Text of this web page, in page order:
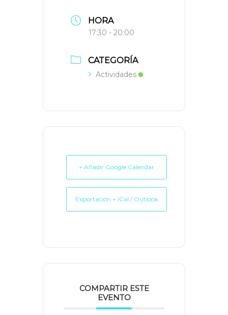
HORA
17:30 - 20:00
CATEGORÍA
Actividades
+ Añadir Google Calendar
Exportación + iCal / Outlook
COMPARTIR ESTE
EVENTO